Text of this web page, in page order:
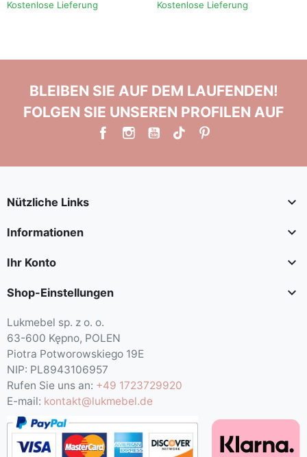
Kostenlose Lieferung
Kostenlose Lieferung
BLEIBEN SIE AUF DEM LAUFENDEN!
FOLGEN SIE UNSEREN PROFILEN AUF
Nützliche Links 
Informationen 
Ihr Konto 
Shop-Einstellungen 
Lukmebel sp. z o. o.
63-600 Kępno, POLEN
Piotra Potworowskiego 19E
NIP: PL8943106957
Rufen Sie uns an: +49 1723729920
E-mail: kontakt@lukmebel.de